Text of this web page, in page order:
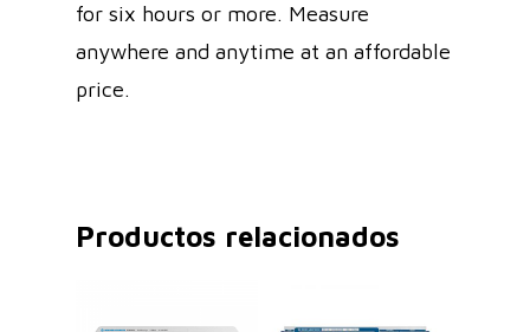
for six hours or more. Measure
anywhere and anytime at an affordable
price.
Productos relacionados